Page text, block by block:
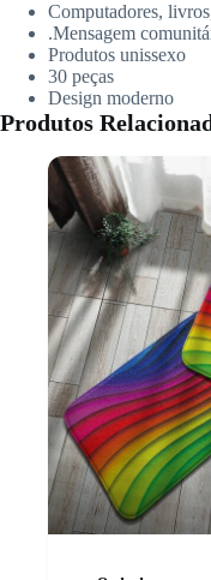
Computadores,
.Mensagem
Produtos unissexo
30 peças
Design moderno
Produtos